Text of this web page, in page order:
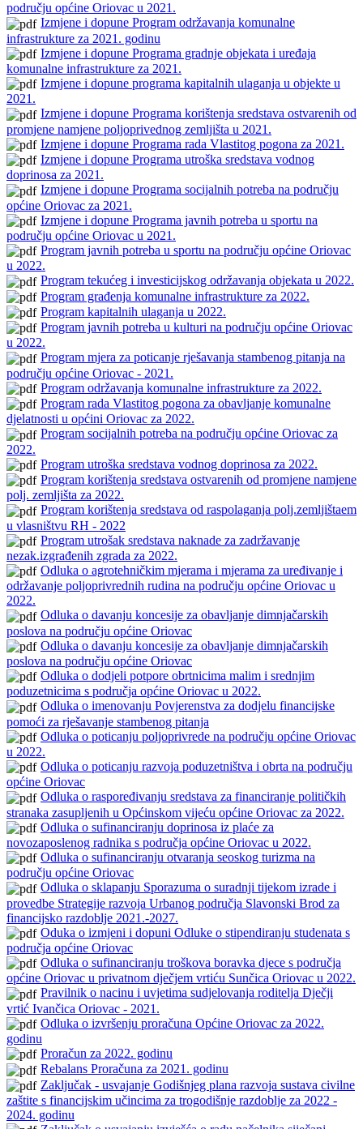
području općine Oriovac u 2021.
Izmjene i dopune Program održavanja komunalne
infrastrukture za 2021. godinu
Izmjene i dopune Programa gradnje objekata i uređaja
komunalne infrastrukture za 2021.
Izmjene i dopune programa kapitalnih ulaganja u objekte u
2021.
Izmjene i dopune Programa korištenja sredstava ostvarenih od
promjene namjene poljoprivednog zemljišta u 2021.
Izmjene i dopune Programa rada Vlastitog pogona za 2021.
Izmjene i dopune Programa utroška sredstava vodnog
doprinosa za 2021.
Izmjene i dopune Programa socijalnih potreba na području
općine Oriovac za 2021.
Izmjene i dopune Programa javnih potreba u sportu na
području općine Oriovac u 2021.
Program javnih potreba u sportu na području općine Oriovac
u 2022.
Program tekućeg i investicijskog održavanja objekata u 2022.
Program građenja komunalne infrastrukture za 2022.
Program kapitalnih ulaganja u 2022.
Program javnih potreba u kulturi na području općine Oriovac
u 2022.
Program mjera za poticanje rješavanja stambenog pitanja na
području općine Oriovac - 2021.
Program održavanja komunalne infrastrukture za 2022.
Program rada Vlastitog pogona za obavljanje komunalne
djelatnosti u općini Oriovac za 2022.
Program socijalnih potreba na području općine Oriovac za
2022.
Program utroška sredstava vodnog doprinosa za 2022.
Program korištenja sredstava ostvarenih od promjene namjene
polj. zemljišta za 2022.
Program korištenja sredstava od raspolaganja polj.zemljištaem
u vlasništvu RH - 2022
Program utrošak sredstava naknade za zadržavanje
nezak.izgrađenih zgrada za 2022.
Odluka o agrotehničkim mjerama i mjerama za uređivanje i
održavanje poljoprivrednih rudina na području općine Oriovac u
2022.
Odluka o davanju koncesije za obavljanje dimnjačarskih
poslova na području općine Oriovac
Odluka o davanju koncesije za obavljanje dimnjačarskih
poslova na području općine Oriovac
Odluka o dodjeli potpore obrtnicima malim i srednjim
poduzetnicima s područja općine Oriovac u 2022.
Odluka o imenovanju Povjerenstva za dodjelu financijske
pomoći za rješavanje stambenog pitanja
Odluka o poticanju poljoprivrede na području općine Oriovac
u 2022.
Odluka o poticanju razvoja poduzetništva i obrta na području
općine Oriovac
Odluka o raspoređivanju sredstava za financiranje političkih
stranaka zasupljenih u Općinskom vijeću općine Oriovac za 2022.
Odluka o sufinanciranju doprinosa iz plaće za
novozaposlenog radnika s područja općine Oriovac u 2022.
Odluka o sufinanciranju otvaranja seoskog turizma na
području općine Oriovac
Odluka o sklapanju Sporazuma o suradnji tijekom izrade i
provedbe Strategije razvoja Urbanog područja Slavonski Brod za
financijsko razdoblje 2021.-2027.
Oduka o izmjeni i dopuni Odluke o stipendiranju studenata s
područja općine Oriovac
Odluka o sufinanciranju troškova boravka djece s područja
općine Oriovac u privatnom dječjem vrtiću Sunčica Oriovac u 2022.
Pravilnik o nacinu i uvjetima sudjelovanja roditelja Dječji
vrtić Ivančica Oriovac - 2021.
Odluka o izvršenju proračuna Općine Oriovac za 2022.
godinu
Proračun za 2022. godinu
Rebalans Proračuna za 2021. godinu
Zaključak - usvajanje Godišnjeg plana razvoja sustava civilne
zaštite s financijskim učincima za trogodišnje razdoblje za 2022 -
2024. godinu